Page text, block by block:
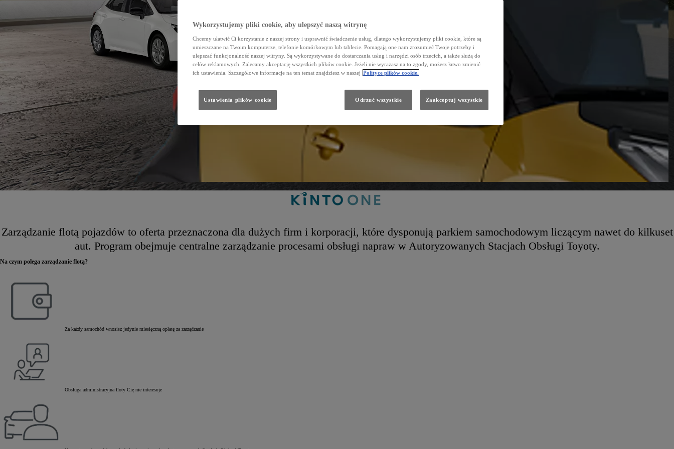
Zarządzanie flotą pojazdów to oferta przeznaczona dla dużych firm i korporacji, które dysponują parkiem samochodowym liczącym nawet do kilkuset
aut. Program obejmuje centralne zarządzanie procesami obsługi napraw w Autoryzowanych Stacjach Obsługi Toyoty.
Na czym polega zarządzanie flotą?
Za każdy samochód wnosisz jedynie miesięczną opłatę za zarządzanie
Obsługa administracyjna floty Cię nie interesuje
Wykorzystujemy pliki cookie, aby ulepszyć naszą witrynę
Chcemy ułatwić Ci korzystanie z naszej strony i usprawnić świadczenie usług, dlatego wykorzystujemy pliki cookie, które są
umieszczane na Twoim komputerze, telefonie komórkowym lub tablecie. Pomagają one nam zrozumieć Twoje potrzeby i
ulepszać funkcjonalność naszej witryny. Są wykorzystywane do dostarczania usług i narzędzi osób trzecich, a także służą do
celów reklamowych. Zalecamy akceptację wszystkich plików cookie. Jeżeli nie wyrażasz na to zgody, możesz łatwo zmienić
ich ustawienia. Szczegółowe informacje na ten temat znajdziesz w naszej Polityce plików cookie.
Ustawienia plików cookie Odrzuć wszystkie Zaakceptuj wszystkie